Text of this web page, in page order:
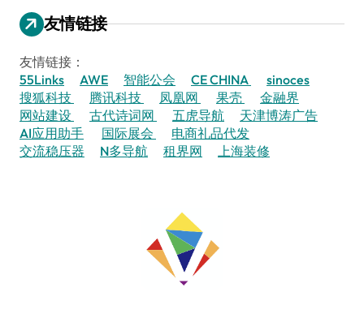
友情链接
友情链接：
55Links
AWE 智能公会 CE CHINA
sinoces
搜狐科技
腾讯科技 凤凰网 果壳
金融界
网站建设
古代诗词网 五虎导航
天津博涛广告
AI应用助手
国际展会
电商礼品代发
交流稳压器
N多导航 租界网 上海装修